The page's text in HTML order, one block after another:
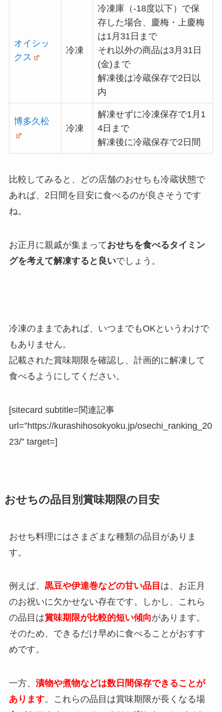
オイシッ
クス
冷凍
冷凍庫（-18度以下）で保
存した場合、慶梅・上慶梅
は1月31日まで
それ以外の商品は3月31日
(金)まで
解凍後は冷蔵保存で2日以
内
博多久松
冷凍
解凍せずに冷凍保存で1月1
4日まで
解凍後に冷蔵保存で2日間
比較してみると、どの店舗のおせちも冷蔵状態で
あれば、2日間を目安に食べるのが良さそうです
ね。
お正月に親戚が集まっておせちを食べるタイミン
グを考えて解凍すると良いでしょう。
冷凍のままであれば、いつまでもOKというわけで
もありません。
記載された賞味期限を確認し、計画的に解凍して
食べるようにしてください。
[sitecard subtitle=関連記事
url=”https://kurashihosokyoku.jp/osechi_ranking_20
23/” target=]
おせちの品目別賞味期限の目安
おせち料理にはさまざまな種類の品目がありま
す。
例えば、 黒豆や伊達巻などの甘い品目 は、お正月
のお祝いに欠かせない存在です。しかし、これら
の品目は賞味期限が比較的短い傾向があります。
そのため、できるだけ早めに食べることがおすす
めです。
一方、 漬物や煮物などは数日間保存できることが
あります。これらの品目は賞味期限が長くなる場